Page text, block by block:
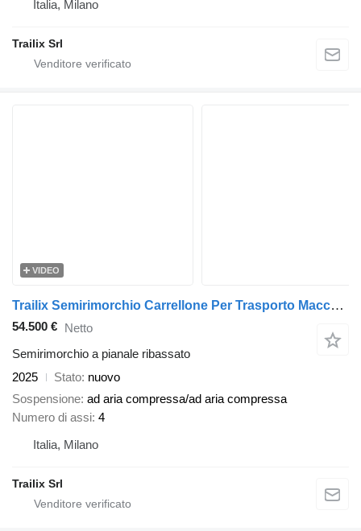
Italia, Milano
Trailix Srl
VIDEO
Trailix Semirimorchio Carrellone Per Trasporto Macchine Operatrici
54.500 € Netto
Semirimorchio a pianale ribassato
2025
Stato nuovo
Sospensione ad aria compressa/ad aria compressa
Numero di assi 4
Italia, Milano
Trailix Srl